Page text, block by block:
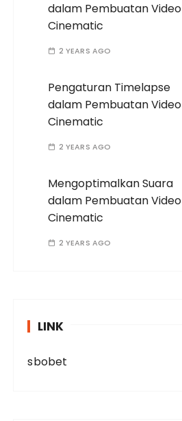
dalam Pembuatan Video
Cinematic
2 YEARS AGO
Pengaturan Timelapse
dalam Pembuatan Video
Cinematic
2 YEARS AGO
Mengoptimalkan Suara
dalam Pembuatan Video
Cinematic
2 YEARS AGO
LINK
sbobet